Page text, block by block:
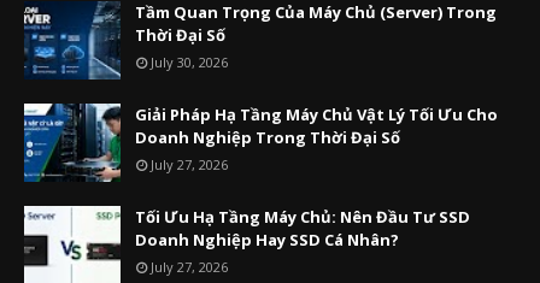
Tầm Quan Trọng Của Máy Chủ (Server) Trong
Thời Đại Số
July 30, 2026
Giải Pháp Hạ Tầng Máy Chủ Vật Lý Tối Ưu Cho
Doanh Nghiệp Trong Thời Đại Số
July 27, 2026
Tối Ưu Hạ Tầng Máy Chủ: Nên Đầu Tư SSD
Doanh Nghiệp Hay SSD Cá Nhân?
July 27, 2026